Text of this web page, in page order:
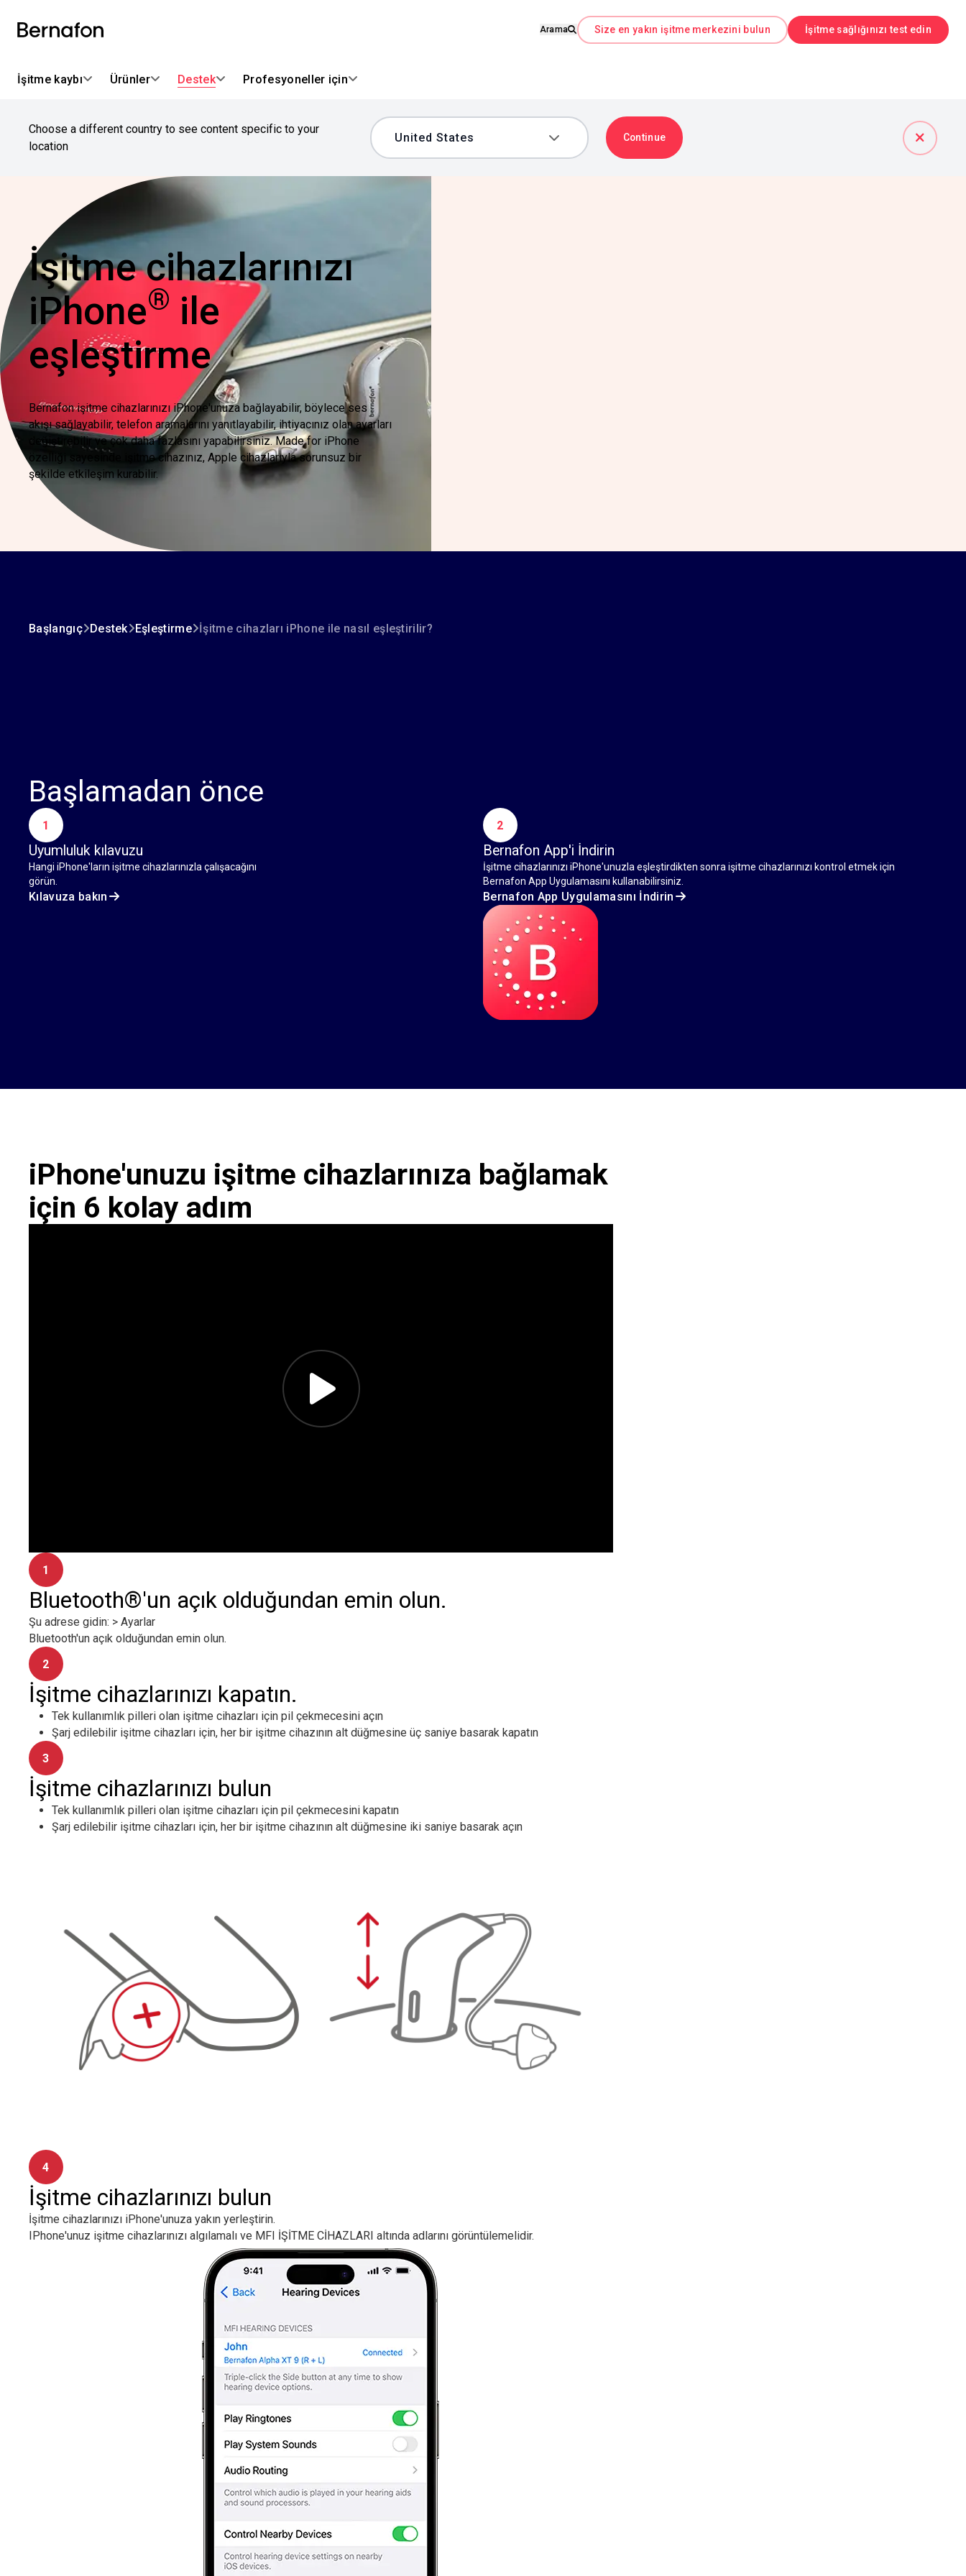
Arama Size en yakın işitme merkezini bulun İşitme sağlığınızı test edin
İşitme kaybı Ürünler Destek Profesyoneller için
Choose a different country to see content specific to your
location
Continue
İşitme cihazlarınızı
iPhone® ile
eşleştirme
Bernafon işitme cihazlarınızı iPhone'unuza bağlayabilir, böylece ses
akışı sağlayabilir, telefon aramalarını yanıtlayabilir, ihtiyacınız olan ayarları
değiştirebilir ve çok daha fazlasını yapabilirsiniz. Made for iPhone
özelliği sayesinde işitme cihazınız, Apple cihazlarıyla sorunsuz bir
şekilde etkileşim kurabilir.
Başlangıç Destek Eşleştirme İşitme cihazları iPhone ile nasıl eşleştirilir?
Başlamadan önce
1
Uyumluluk kılavuzu
Hangi iPhone'ların işitme cihazlarınızla çalışacağını
görün.
Kılavuza bakın
2
Bernafon App'i İndirin
İşitme cihazlarınızı iPhone'unuzla eşleştirdikten sonra işitme cihazlarınızı kontrol etmek için
Bernafon App Uygulamasını kullanabilirsiniz.
Bernafon App Uygulamasını İndirin
iPhone'unuzu işitme cihazlarınıza bağlamak
için 6 kolay adım
1
Bluetooth®'un açık olduğundan emin olun.
Şu adrese gidin: > Ayarlar
Bluetooth'un açık olduğundan emin olun.
2
İşitme cihazlarınızı kapatın.
Tek kullanımlık pilleri olan işitme cihazları için pil çekmecesini açın
Şarj edilebilir işitme cihazları için, her bir işitme cihazının alt düğmesine üç saniye basarak kapatın
3
İşitme cihazlarınızı bulun
Tek kullanımlık pilleri olan işitme cihazları için pil çekmecesini kapatın
Şarj edilebilir işitme cihazları için, her bir işitme cihazının alt düğmesine iki saniye basarak açın
4
İşitme cihazlarınızı bulun
İşitme cihazlarınızı iPhone'unuza yakın yerleştirin.
IPhone'unuz işitme cihazlarınızı algılamalı ve MFI İŞİTME CİHAZLARI altında adlarını görüntülemelidir.